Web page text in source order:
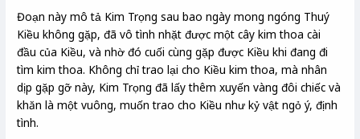
Đoạn này mô tả Kim Trọng sau bao ngày mong ngóng Thuý
Kiều không gặp, đã vô tình nhặt được một cây kim thoa cài
đầu của Kiều, và nhờ đó cuối cùng gặp được Kiều khi đang đi
tìm kim thoa. Không chỉ trao lại cho Kiều kim thoa, mà nhân
dịp gặp gỡ này, Kim Trọng đã lấy thêm xuyến vàng đôi chiếc và
khăn là một vuông, muốn trao cho Kiều như kỷ vật ngỏ ý, định
tình.